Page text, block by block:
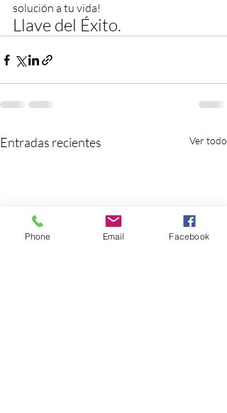
solución a tu vida!
Llave del Éxito.
Entradas recientes Ver todo
Phone Email Facebook